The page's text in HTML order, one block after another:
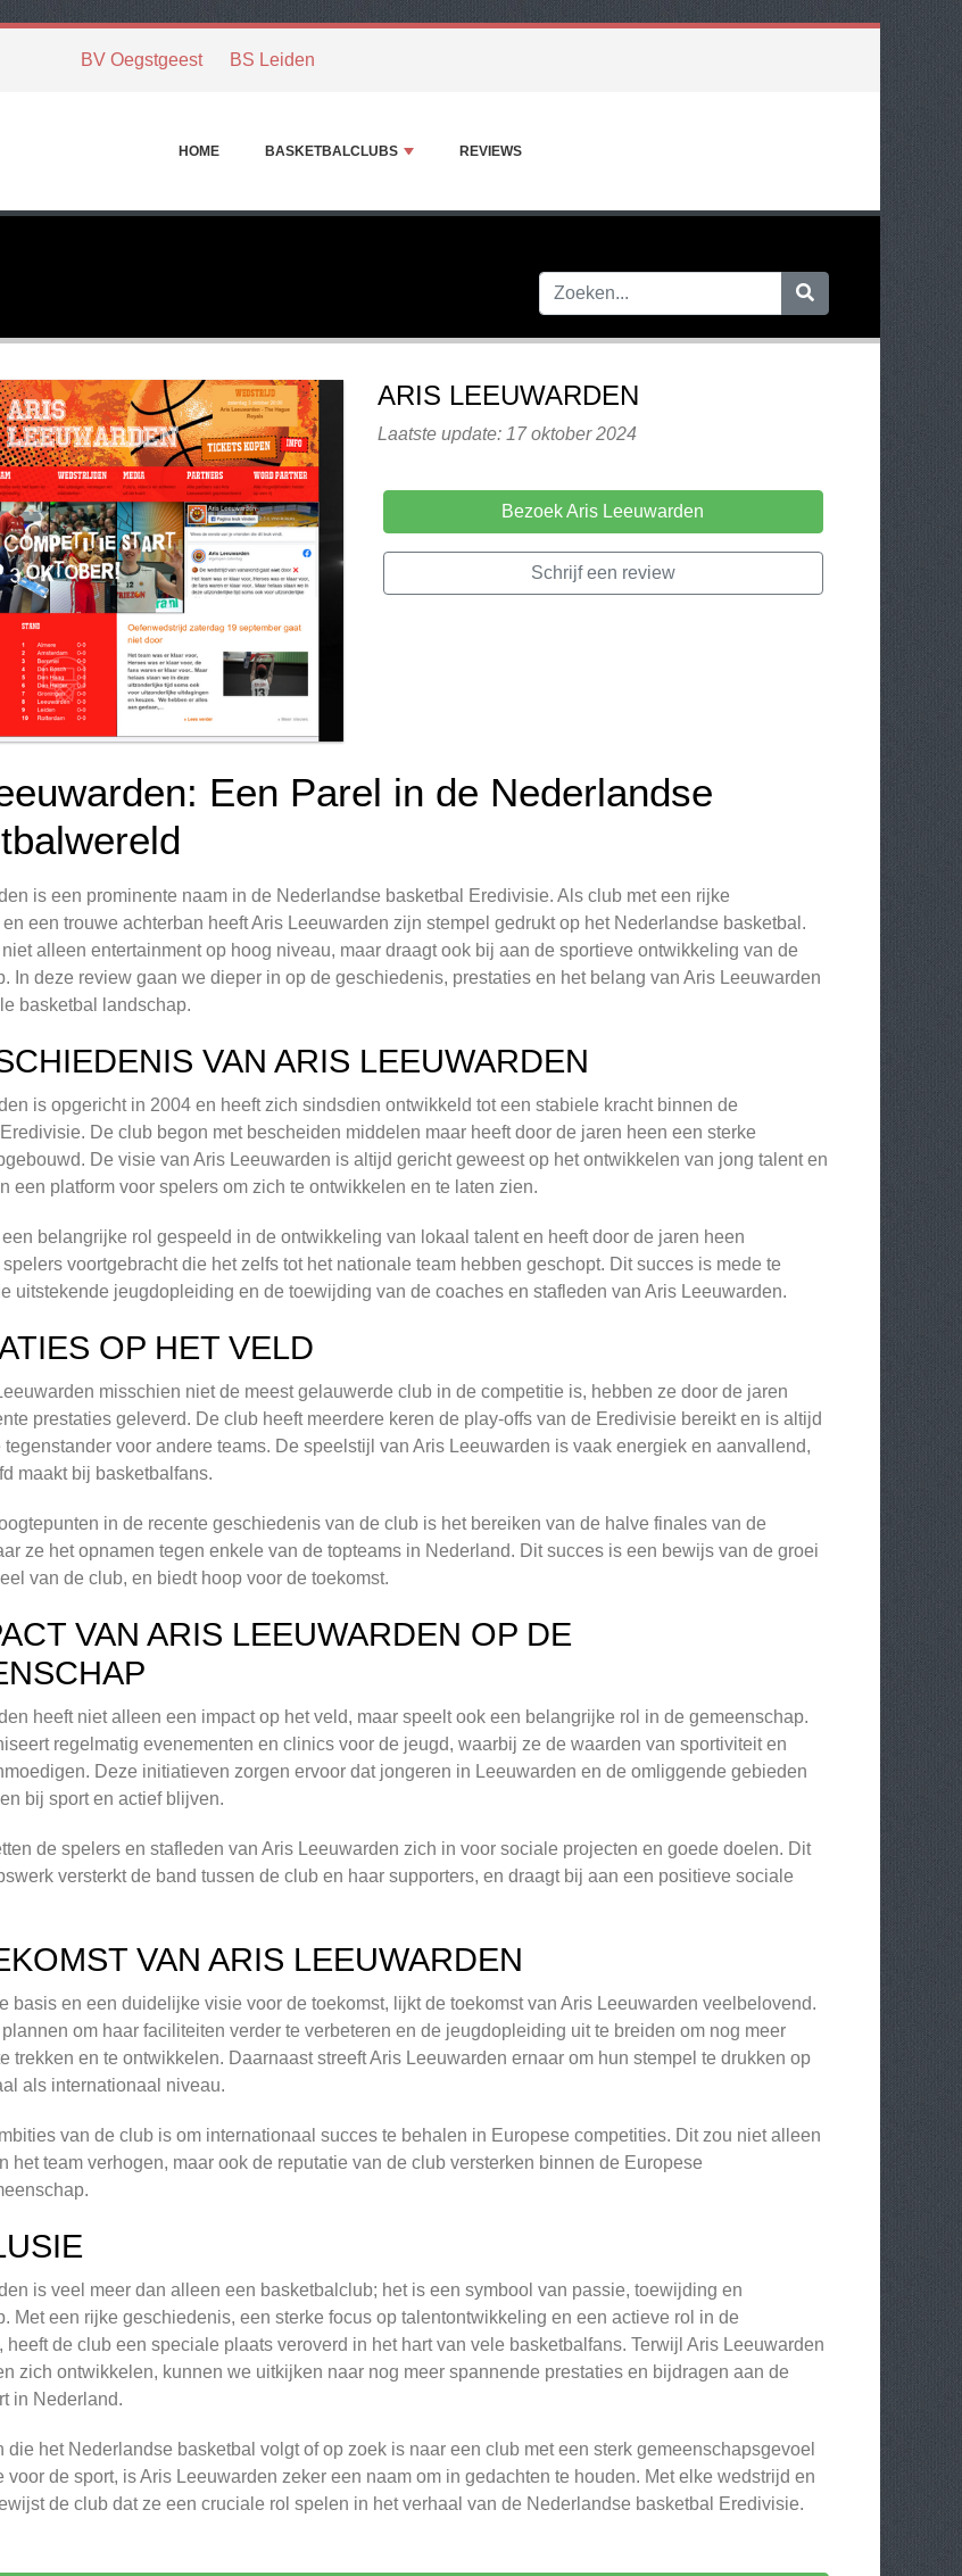
BV Oegstgeest BS Leiden
HOME BASKETBALCLUBS REVIEWS
ARIS LEEUWARDEN
Laatste update: 17 oktober 2024
Bezoek Aris Leeuwarden
Schrijf een review
Een Parel in de Nederlandse
is een prominente naam in de Nederlandse basketbal Eredivisie. Als club met een rijke
een trouwe achterban heeft Aris Leeuwarden zijn stempel gedrukt op het Nederlandse basketbal.
alleen entertainment op hoog niveau, maar draagt ook bij aan de sportieve ontwikkeling van de
In deze review gaan we dieper in op de geschiedenis, prestaties en het belang van Aris Leeuwarden
basketbal landschap.
VAN ARIS LEEUWARDEN
is opgericht in 2004 en heeft zich sindsdien ontwikkeld tot een stabiele kracht binnen de
De club begon met bescheiden middelen maar heeft door de jaren heen een sterke
De visie van Aris Leeuwarden is altijd gericht geweest op het ontwikkelen van jong talent en
een platform voor spelers om zich te ontwikkelen en te laten zien.
belangrijke rol gespeeld in de ontwikkeling van lokaal talent en heeft door de jaren heen
voortgebracht die het zelfs tot het nationale team hebben geschopt. Dit succes is mede te
uitstekende jeugdopleiding en de toewijding van de coaches en stafleden van Aris Leeuwarden.
OP HET VELD
misschien niet de meest gelauwerde club in de competitie is, hebben ze door de jaren
prestaties geleverd. De club heeft meerdere keren de play-offs van de Eredivisie bereikt en is altijd
tegenstander voor andere teams. De speelstijl van Aris Leeuwarden is vaak energiek en aanvallend,
maakt bij basketbalfans.
in de recente geschiedenis van de club is het bereiken van de halve finales van de
ze het opnamen tegen enkele van de topteams in Nederland. Dit succes is een bewijs van de groei
van de club, en biedt hoop voor de toekomst.
VAN ARIS LEEUWARDEN OP DE
heeft niet alleen een impact op het veld, maar speelt ook een belangrijke rol in de gemeenschap.
regelmatig evenementen en clinics voor de jeugd, waarbij ze de waarden van sportiviteit en
Deze initiatieven zorgen ervoor dat jongeren in Leeuwarden en de omliggende gebieden
bij sport en actief blijven.
de spelers en stafleden van Aris Leeuwarden zich in voor sociale projecten en goede doelen. Dit
versterkt de band tussen de club en haar supporters, en draagt bij aan een positieve sociale
VAN ARIS LEEUWARDEN
basis en een duidelijke visie voor de toekomst, lijkt de toekomst van Aris Leeuwarden veelbelovend.
om haar faciliteiten verder te verbeteren en de jeugdopleiding uit te breiden om nog meer
trekken en te ontwikkelen. Daarnaast streeft Aris Leeuwarden ernaar om hun stempel te drukken op
als internationaal niveau.
van de club is om internationaal succes te behalen in Europese competities. Dit zou niet alleen
het team verhogen, maar ook de reputatie van de club versterken binnen de Europese
is veel meer dan alleen een basketbalclub; het is een symbool van passie, toewijding en
Met een rijke geschiedenis, een sterke focus op talentontwikkeling en een actieve rol in de
heeft de club een speciale plaats veroverd in het hart van vele basketbalfans. Terwijl Aris Leeuwarden
zich ontwikkelen, kunnen we uitkijken naar nog meer spannende prestaties en bijdragen aan de
in Nederland.
die het Nederlandse basketbal volgt of op zoek is naar een club met een sterk gemeenschapsgevoel
voor de sport, is Aris Leeuwarden zeker een naam om in gedachten te houden. Met elke wedstrijd en
de club dat ze een cruciale rol spelen in het verhaal van de Nederlandse basketbal Eredivisie.